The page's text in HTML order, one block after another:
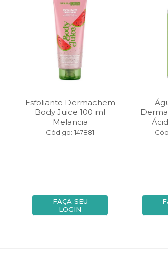
Esfoliante Dermachem
Body Juice 100 ml
Melancia
Código: 147881
FAÇA SEU
LOGIN